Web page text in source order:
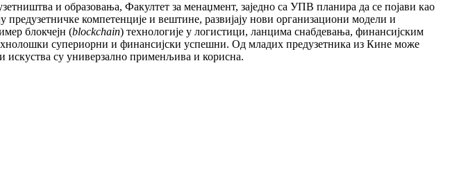
и образовања, Факултет за менаџмент, заједно са УПВ планира да се појави као
компетенције и вештине, развијају нови организациони модели и
блокчејн (blockchain) технологије у логистици, ланцима снабдевања, финансијским
супериорни и финансијски успешни. Од младих предузетника из Кине може
искуства су универзално применљива и корисна.